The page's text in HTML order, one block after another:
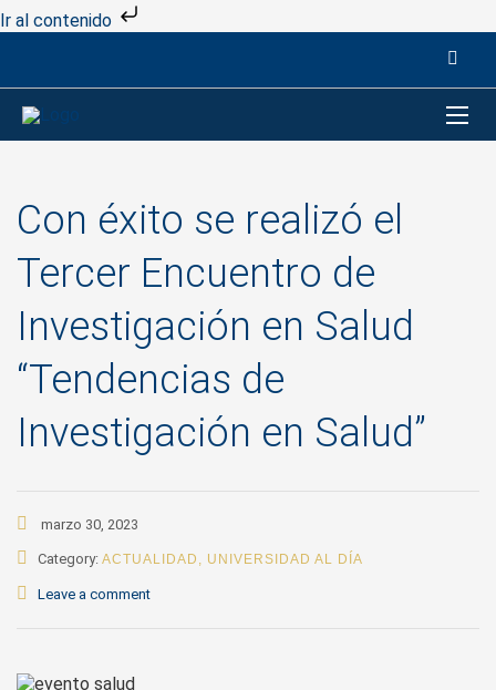
Ir al contenido
Con éxito se realizó el
Tercer Encuentro de
Investigación en Salud
“Tendencias de
Investigación en Salud”
marzo 30, 2023
Category: ACTUALIDAD , UNIVERSIDAD AL DÍA
Leave a comment